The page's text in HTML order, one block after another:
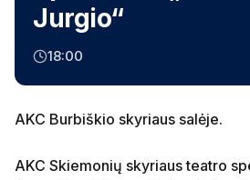
Jurgio“
18:00
AKC Burbiškio skyriaus salėje.
AKC Skiemonių skyriaus teatro